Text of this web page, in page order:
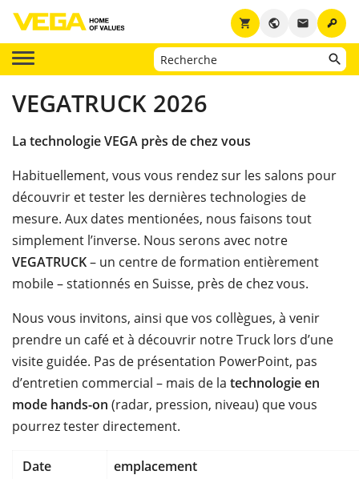
key
email
public
shopping_cart
VEGATRUCK 2026
La technologie VEGA près de chez vous
Habituellement, vous vous rendez sur les salons pour
découvrir et tester les dernières technologies de
mesure. Aux dates mentionées, nous faisons tout
simplement l’inverse. Nous serons avec notre
VEGATRUCK– un centre de formation entièrement
mobile – stationnés en Suisse, près de chez vous.
Nous vous invitons, ainsi que vos collègues, à venir
prendre un café et à découvrir notre Truck lors d’une
visite guidée. Pas de présentation PowerPoint, pas
d’entretien commercial – mais de la technologie en
mode hands-on (radar, pression, niveau) que vous
pourrez tester directement.
Date emplacement